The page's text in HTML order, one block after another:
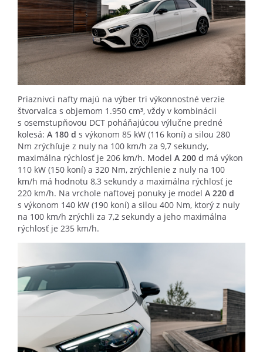
Priaznivci nafty majú na výber tri výkonnostné verzie
štvorvalca s objemom 1.950 cm³, vždy v kombinácii
s osemstupňovou DCT poháňajúcou výlučne predné
kolesá: A 180 d s výkonom 85 kW (116 koní) a silou 280
Nm zrýchľuje z nuly na 100 km/h za 9,7 sekundy,
maximálna rýchlosť je 206 km/h. Model A 200 d má výkon
110 kW (150 koní) a 320 Nm, zrýchlenie z nuly na 100
km/h má hodnotu 8,3 sekundy a maximálna rýchlosť je
220 km/h. Na vrchole naftovej ponuky je model A 220 d
s výkonom 140 kW (190 koní) a silou 400 Nm, ktorý z nuly
na 100 km/h zrýchli za 7,2 sekundy a jeho maximálna
rýchlosť je 235 km/h.